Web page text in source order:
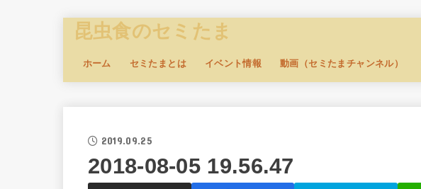
昆虫食のセミたま
ホーム セミたまとは イベント情報 動画（セミたまチャンネル）
2019.09.25
2018-08-05 19.56.47